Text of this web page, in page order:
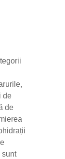
de
de
sunt